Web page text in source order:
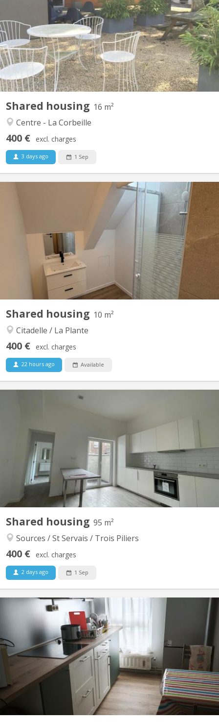
Shared housing 16 m²
Centre - La Corbeille
400 € excl. charges
3 days ago 1 Sep
3 kots disponibles (sans domiciliation) à partir du 01 septembre
2026 - 12 étudiants(es) dans une maison de maître: 2 UNamur
Vétérinaire, 1 UNamur Médecine, 2 UNamur Philo, 1 Henalux, 1
ESA Int Business, 2 Albert Jacquart, tous sérieux et calmes 👌
Agrées aux normes de sécurité, de logement et...
Shared housing 10 m²
Citadelle / La Plante
400 € excl. charges
22 hours ago Available
KN 5823
🏡 la colocation que tout le monde va s’ARRACHER À NAMUR ! 🌇
✨ Vous cherchez une colocation spacieuse, moderne et avec une
vue exceptionnelle ? Ne cherchez plus ! Situé Rue Notre-Dame à
Namur, au cœur d’une petite copropriété entièrement rénovée
de seulement 10 appartements, ce superbe appartement...
Shared housing 95 m²
Sources / St Servais / Trois Piliers
400 € excl. charges
2 days ago 1 Sep
📍 Situé Rue de Gembloux 97 à Saint-Servais (5002), ce duplex
spacieux propose 3 chambres disponibles dans une colocation
de 4 personnes (1 chambre déjà occupée). 💰 Loyers : �•
Chambre 1 : 375€�• Chambre 2 : 385€�• Chambre 3 : 395€�➕
5€ de charges communes�➕ Environ 80€/mois/personne pour
les...
KN 5889
A duplex room for rent on the second floor of a house in Namur
St -Servais. Very quiet streetwith everything nearby. Internationals
students, research or workers welcome.